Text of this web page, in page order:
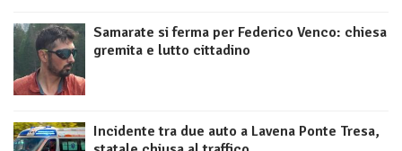
Samarate si ferma per Federico Venco: chiesa
gremita e lutto cittadino
Incidente tra due auto a Lavena Ponte Tresa,